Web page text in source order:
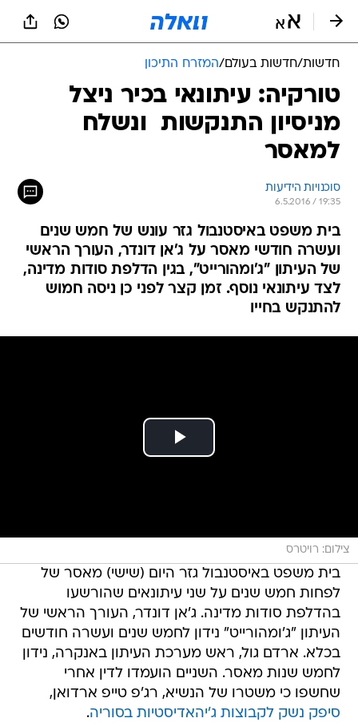
חדשות/חדשות בעולם/המזרח התיכון
טורקיה: עיתונאי בכיר ניצל
מניסיון התנקשות  ונשלח
למאסר
סוכנויות הידיעות
6.5.2016 / 19:35
בית משפט באיסטנבול גזר עונש של חמש שנים
ועשרה חודשי מאסר על ג'אן דונדר, העורך הראשי
של העיתון "ג'ומהורייט", בגין הדלפת סודות מדינה,
לצד עיתונאי נוסף. זמן קצר לפני כן ניסה חמוש
להתנקש בחייו
צילום: רויטרס
בית משפט באיסטנבול גזר היום (שישי) מאסר של
לפחות חמש שנים על שני עיתונאים שהורשעו
בהדלפת סודות מדינה. ג'אן דונדר, העורך הראשי של
העיתון "ג'ומהורייט" נידון לחמש שנים ועשרה חודשים
בכלא. ארדם גול, ראש מערכת העיתון באנקרה, נידון
לחמש שנות מאסר. השניים הועמדו לדין אחרי
שחשפו כי משטרו של הנשיא, רג'פ טייפ ארדואן,
סיפק נשק לקבוצות ג'יהאדיסטיות בסוריה.